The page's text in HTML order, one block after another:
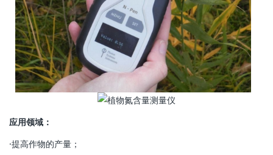
应用领域：
·提高作物的产量；